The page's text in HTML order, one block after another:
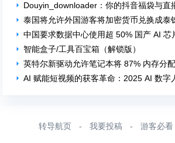
Douyin_downloader：你的抖音福袋与直
泰国将允许外国游客将加密货币兑换成泰
中国要求数据中心使用超 50% 国产 AI 芯
智能盒子/工具百宝箱（解锁版）
英特尔新驱动允许笔记本将 87% 内存分
AI 赋能短视频的获客革命：2025 AI 数字
转导航页 - 我要投稿 - 游客必看